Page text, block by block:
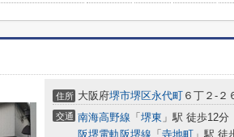
住所 大阪府堺市堺区永代町 ６丁２-２
交通 南海高野線 「 堺東 」駅 徒歩12分
阪堺電軌阪堺線 「 寺地町 」駅 徒